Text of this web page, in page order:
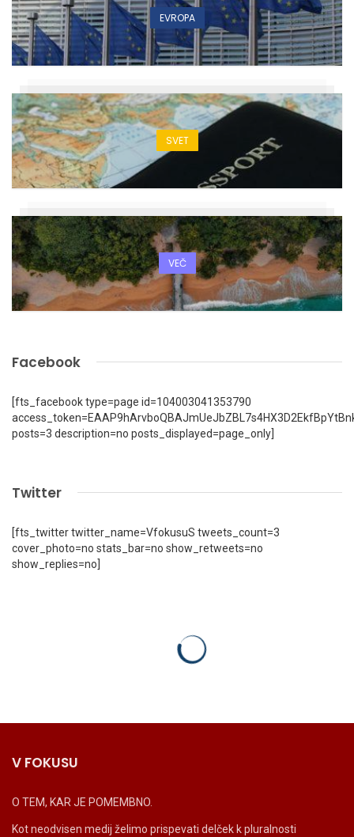
EVROPA
SVET
VEČ
Facebook
[fts_facebook type=page id=104003041353790
posts=3 description=no posts_displayed=page_only]
Twitter
[fts_twitter twitter_name=VfokusuS tweets_count=3
cover_photo=no stats_bar=no show_retweets=no
show_replies=no]
V FOKUSU
O TEM, KAR JE POMEMBNO.
Kot neodvisen medij želimo prispevati delček k pluralnosti